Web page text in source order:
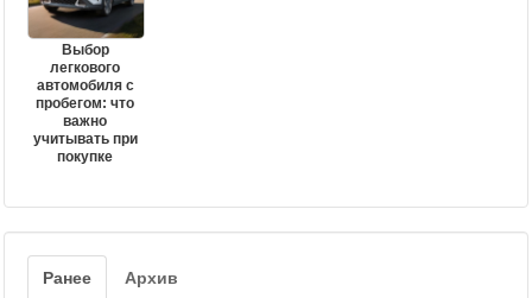
Выбор
легкового
автомобиля с
пробегом: что
важно
учитывать при
покупке
Ранее Архив